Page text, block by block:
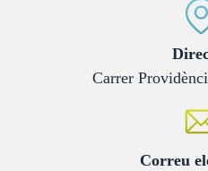
Carrer
Correu